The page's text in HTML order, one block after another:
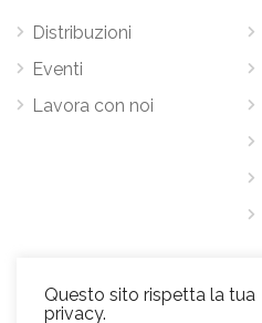
Distribuzioni
Eventi
Lavora con noi
Questo sito rispetta la tua
privacy.